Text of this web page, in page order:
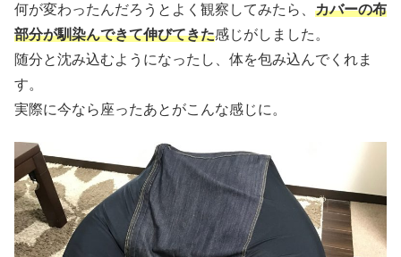
何が変わったんだろうとよく観察してみたら、 カバーの布
部分が馴染んできて伸びてきた感じがしました。
随分と沈み込むようになったし、体を包み込んでくれま
す。
実際に今なら座ったあとがこんな感じに。